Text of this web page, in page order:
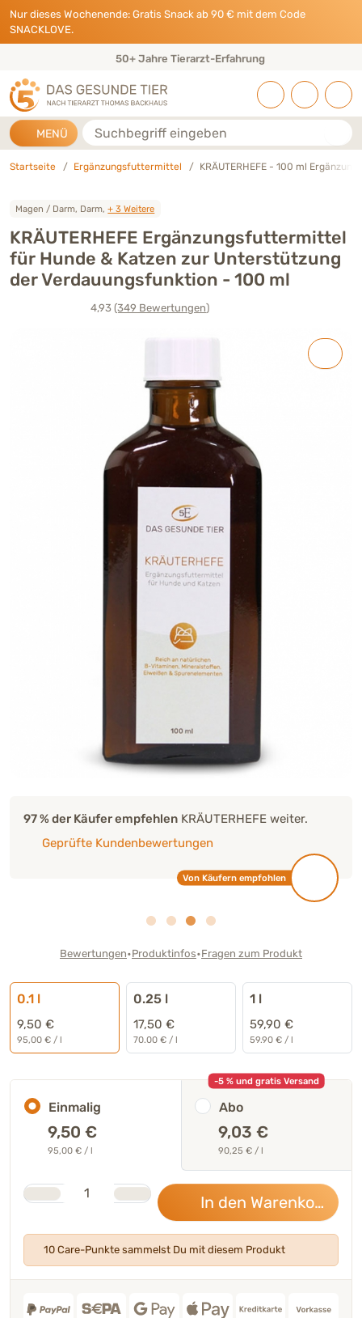
Direkt zu:
INHALT
HAUPTMENÜ
FOOTER
Nur dieses Wochenende: Gratis Snack ab 90 € mit dem Code
SNACKLOVE.
50+ Jahre Tierarzt-Erfahrung
MENÜ Suche
Startseite Ergänzungsfuttermittel KRÄUTERHEFE - 100 ml
Magen / Darm, Darm,+ 3 Weitere
KRÄUTERHEFE Ergänzungsfuttermittel
für Hunde & Katzen zur Unterstützung
der Verdauungsfunktion - 100 ml
4,93(349 Bewertungen)
97 % der Käufer empfehlen KRÄUTERHEFE weiter.
Geprüfte Kundenbewertungen
Von Käufern empfohlen
Bewertungen•Produktinfos•Fragen zum Produkt
0.1 l
9,50 €
95,00 € / l
0.25 l
17,50 €
70.00 € / l
1 l
59,90 €
59.90 € / l
Einmalig
9,50 €
95,00 € / l
-5 % und gratis Versand
Abo
9,03 €
90,25 € / l
Anzahl
In den Warenkorb
10 Care-Punkte sammelst Du mit diesem Produkt